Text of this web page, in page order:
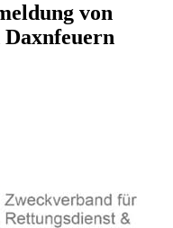
von